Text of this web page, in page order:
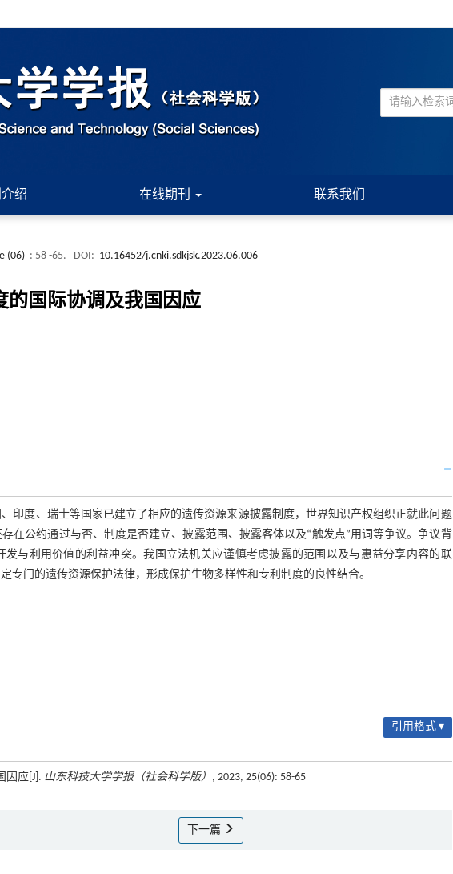
绍 在线期刊 联系我们
(06) : 58 -65. DOI: 10.16452/j.cnki.sdkjsk.2023.06.006
的国际协调及我国因应
印度、瑞士等国家已建立了相应的遗传资源来源披露制度，世界知识产权组织正就此问题
在公约通过与否、制度是否建立、披露范围、披露客体以及“触发点”用词等争议。争议背
与利用价值的利益冲突。我国立法机关应谨慎考虑披露的范围以及与惠益分享内容的联
专门的遗传资源保护法律，形成保护生物多样性和专利制度的良性结合。
引用格式 ▾
因应[J]. 山东科技大学学报（社会科学版） , 2023, 25(06): 58-65
下一篇